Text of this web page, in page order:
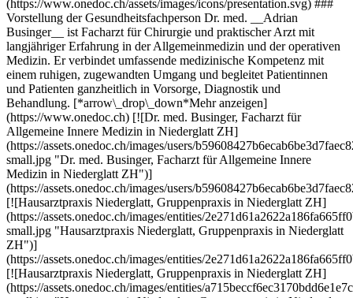
(https://www.onedoc.ch/assets/images/icons/presentation.svg) ###
Vorstellung der Gesundheitsfachperson Dr. med. __Adrian
Businger__ ist Facharzt für Chirurgie und praktischer Arzt mit
langjähriger Erfahrung in der Allgemeinmedizin und der operativen
Medizin. Er verbindet umfassende medizinische Kompetenz mit
einem ruhigen, zugewandten Umgang und begleitet Patientinnen
und Patienten ganzheitlich in Vorsorge, Diagnostik und
Behandlung. [*arrow\_drop\_down*Mehr anzeigen]
(https://www.onedoc.ch) [![Dr. med. Businger, Facharzt für
Allgemeine Innere Medizin in Niederglatt ZH]
(https://assets.onedoc.ch/images/users/
small.jpg "Dr. med. Businger, Facharzt für Allgemeine Innere
Medizin in Niederglatt ZH")]
(https://assets.onedoc.ch/images/users/
[![Hausarztpraxis Niederglatt, Gruppenpraxis in Niederglatt ZH]
(https://assets.onedoc.ch/images/entities/
small.jpg "Hausarztpraxis Niederglatt, Gruppenpraxis in Niederglatt
ZH")]
(https://assets.onedoc.ch/images/entities/
[![Hausarztpraxis Niederglatt, Gruppenpraxis in Niederglatt ZH]
(https://assets.onedoc.ch/images/entities/